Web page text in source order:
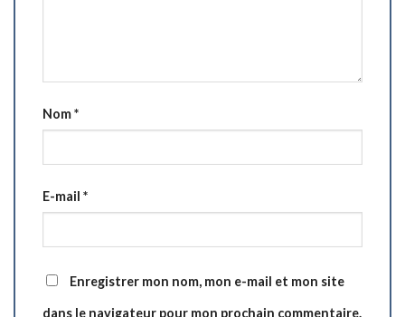
Nom*
E-mail *
Enregistrer mon nom, mon e-mail et mon site
dans le navigateur pour mon prochain commentaire.